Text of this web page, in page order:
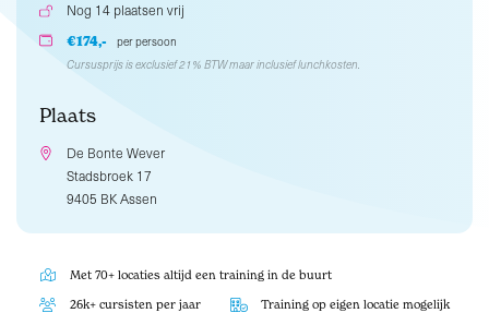
Nog 14 plaatsen vrij
€174,-
per persoon
Cursusprijs is exclusief 21% BTW maar inclusief lunchkosten.
Plaats
De Bonte Wever
Stadsbroek 17
9405 BK Assen
Met 70+ locaties altijd een training in de buurt
26k+ cursisten per jaar Training op eigen locatie mogelijk